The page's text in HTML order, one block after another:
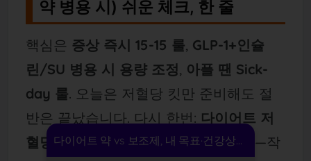
약 병용 시) 쉬운 체크, 한 줄
핵심은 증상 즉시 15-15 룰, GLP-1+인슐
린/SU 병용 시 용량 조정, 아플 땐 Sick-
day 룰. 오늘은 저혈당 킷만 준비해도 절
반은 끝났습니다. 다시 한번: 다이어트 저
혈당 위험(당뇨 약 병용 시) 쉬운 체크 —작
다이어트 약 vs 보조제, 내 목표·건강상태 기준으로